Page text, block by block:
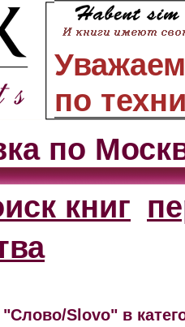
по
по
книг
"Слово/Slovo" в